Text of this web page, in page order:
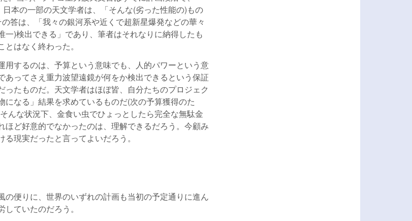
本の一部の天文学者は、「そんな(劣った性能の)もの
答は、「我々の銀河系や近くで超新星爆発などの華々
)検出できる」であり、筆者はそれなりに納得したも
はなく終わった。
するのは、予算という意味でも、人的パワーという意
ってさえ重力波望遠鏡が何をか検出できるという保証
たものだ。天文学者はほぼ皆、自分たちのプロジェク
なる」結果を求めているものだ(次の予算獲得のた
んな状況下、金食い虫でひょっとしたら完全な無駄金
ど好意的でなかったのは、理解できるだろう。今顧み
現実だったと言ってよいだろう。
便りに、世界のいずれの計画も当初の予定通りに進ん
ていたのだろう。